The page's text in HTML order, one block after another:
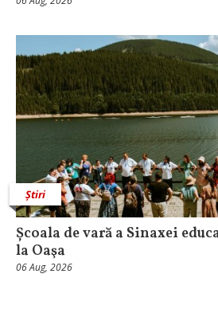
Știri
Școala de vară a Sinaxei
la Oaşa
06 Aug, 2026